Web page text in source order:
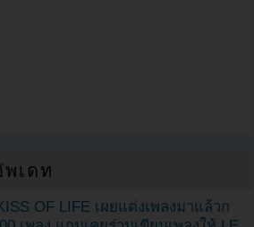
เดท
OF LIFE เผยแต่งเพลงมาแล้วก